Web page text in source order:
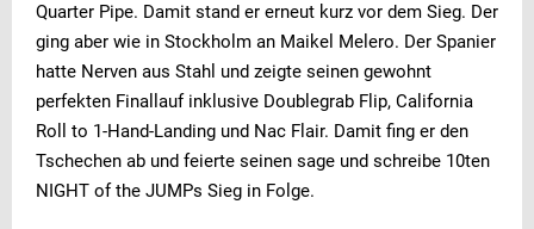
Quarter Pipe. Damit stand er erneut kurz vor dem Sieg. Der
ging aber wie in Stockholm an Maikel Melero. Der Spanier
hatte Nerven aus Stahl und zeigte seinen gewohnt
perfekten Finallauf inklusive Doublegrab Flip, California
Roll to 1-Hand-Landing und Nac Flair. Damit fing er den
Tschechen ab und feierte seinen sage und schreibe 10ten
NIGHT of the JUMPs Sieg in Folge.